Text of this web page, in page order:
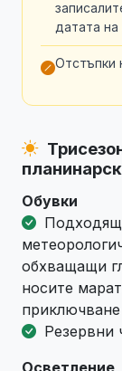
датата
Отстъпки
Обувки
обхващащи
носите
Резервни